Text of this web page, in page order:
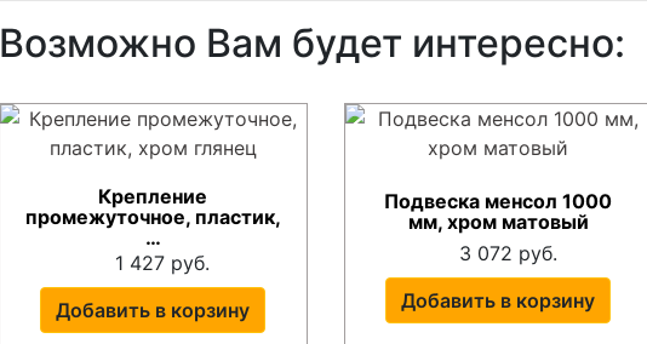
Возможно Вам будет интересно:
Крепление
промежуточное, пластик,
…
1 427 руб.
Добавить в корзину
Подвеска менсол 1000
мм, хром матовый
3 072 руб.
Добавить в корзину